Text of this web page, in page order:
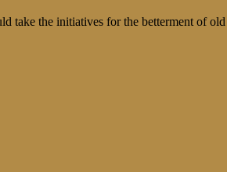
take the initiatives for the betterment of